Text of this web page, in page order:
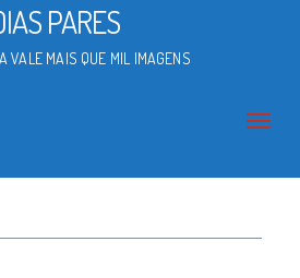
PARES
VALE MAIS QUE MIL IMAGENS